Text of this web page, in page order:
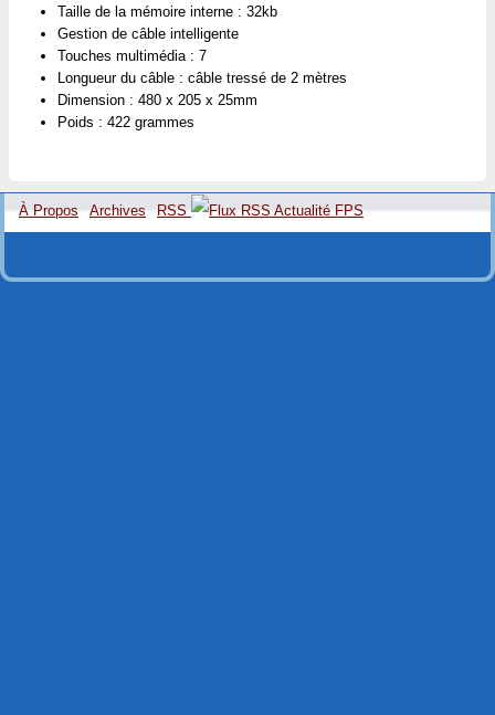
Taille de la mémoire interne : 32kb
Gestion de câble intelligente
Touches multimédia : 7
Longueur du câble : câble tressé de 2 mètres
Dimension : 480 x 205 x 25mm
Poids : 422 grammes
À Propos Archives RSS